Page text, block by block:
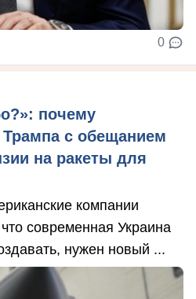
0
почему
Трампа с обещанием
на ракеты для
компании
современная Украина
нужен новый ...